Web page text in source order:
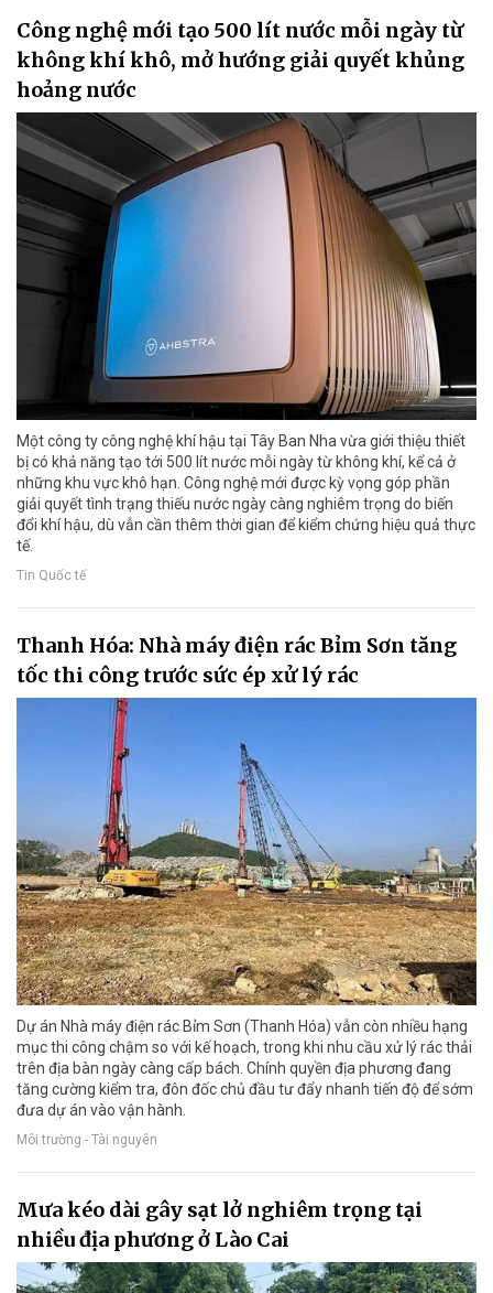
Công nghệ mới tạo 500 lít nước mỗi ngày từ
không khí khô, mở hướng giải quyết khủng
hoảng nước
Một công ty công nghệ khí hậu tại Tây Ban Nha vừa giới thiệu thiết
bị có khả năng tạo tới 500 lít nước mỗi ngày từ không khí, kể cả ở
những khu vực khô hạn. Công nghệ mới được kỳ vọng góp phần
giải quyết tình trạng thiếu nước ngày càng nghiêm trọng do biến
đổi khí hậu, dù vẫn cần thêm thời gian để kiểm chứng hiệu quả thực
tế.
Tin Quốc tế
Thanh Hóa: Nhà máy điện rác Bỉm Sơn tăng
tốc thi công trước sức ép xử lý rác
Dự án Nhà máy điện rác Bỉm Sơn (Thanh Hóa) vẫn còn nhiều hạng
mục thi công chậm so với kế hoạch, trong khi nhu cầu xử lý rác thải
trên địa bàn ngày càng cấp bách. Chính quyền địa phương đang
tăng cường kiểm tra, đôn đốc chủ đầu tư đẩy nhanh tiến độ để sớm
đưa dự án vào vận hành.
Môi trường - Tài nguyên
Mưa kéo dài gây sạt lở nghiêm trọng tại
nhiều địa phương ở Lào Cai